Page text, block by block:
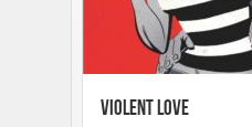
Violent Love